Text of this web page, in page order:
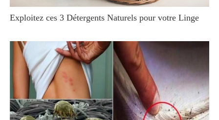
Exploitez ces 3 Détergents Naturels pour votre Linge